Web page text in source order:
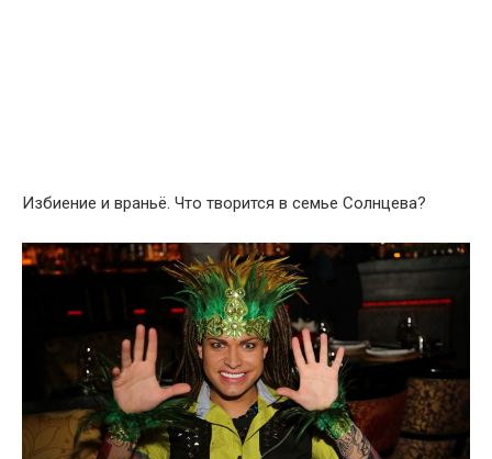
Избиение и враньё. Что творится в семье Солнцева?